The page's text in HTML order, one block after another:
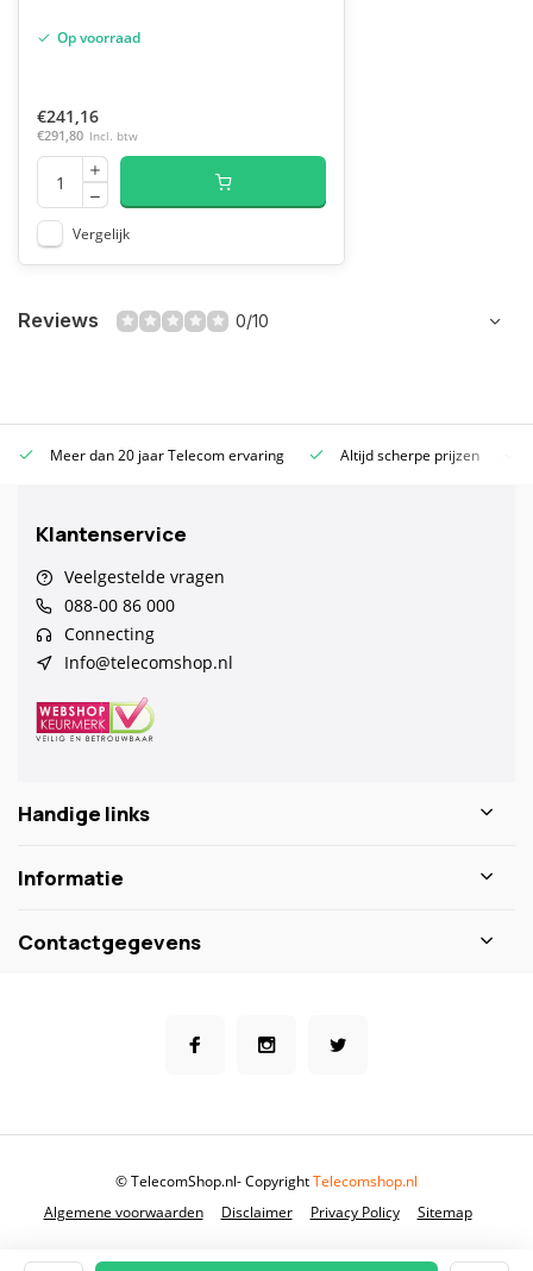
Op voorraad
€241,16
€291,80 Incl. btw
Vergelijk
Reviews 0/10
Meer dan 20 jaar Telecom ervaring Altijd scherpe prijzen
Klantenservice
Veelgestelde vragen
088-00 86 000
Connecting
Info@telecomshop.nl
Handige links
Informatie
Contactgegevens
Algemene voorwaarden Disclaimer Privacy Policy Sitemap
© TelecomShop.nl- CopyrightTelecomshop.nl